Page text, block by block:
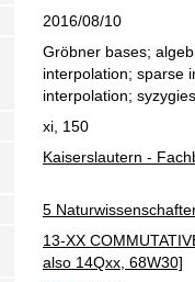
2016/08/10
Gröbner bases;
interpolation; sparse
interpolation; syzygies
xi, 150
Kaiserslautern -
5
13-XX
also 14Qxx, 68W30]